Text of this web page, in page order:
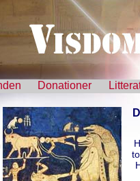
Donationer